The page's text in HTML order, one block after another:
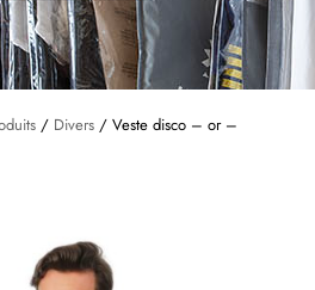
/ Divers / Veste disco – or –